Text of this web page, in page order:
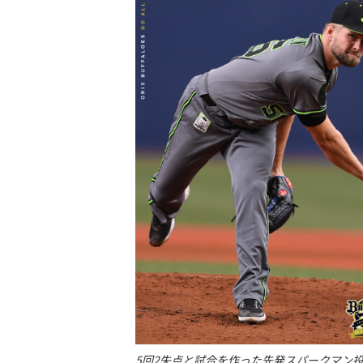
5回2失点と試合を作った先発スパークマン